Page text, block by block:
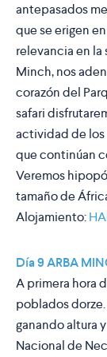
antepasados
que se erigen
relevancia en la
Minch, nos
corazón del
safari
actividad de los
que continúan
Veremos
tamaño de
Alojamiento:
Día 9 ARBA
A primera hora
poblados
ganando altura
Nacional de